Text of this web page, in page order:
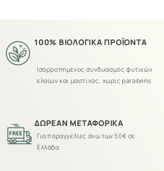
100% ΒΙΟΛΟΓΙΚΑ ΠΡΟΪΟΝΤΑ
Ισορροπημένος συνδυασμός φυτικών
ελαίων και μαστίχας, χωρίς parabens
ΔΩΡΕΑΝ ΜΕΤΑΦΟΡΙΚΑ
Για παραγγελίες άνω των 50€ σε
Ελλάδα